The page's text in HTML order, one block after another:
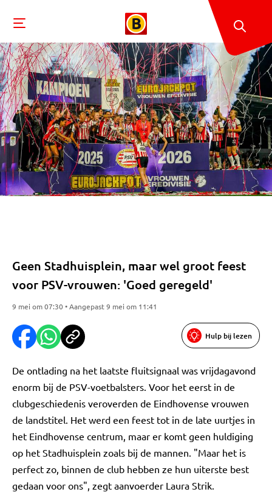
Geen Stadhuisplein, maar wel groot feest
voor PSV-vrouwen: 'Goed geregeld'
9 mei om 07:30 • Aangepast 9 mei om 11:41
Hulp bij lezen
De ontlading na het laatste fluitsignaal was vrijdagavond
enorm bij de PSV-voetbalsters. Voor het eerst in de
clubgeschiedenis veroverden de Eindhovense vrouwen
de landstitel. Het werd een feest tot in de late uurtjes in
het Eindhovense centrum, maar er komt geen huldiging
op het Stadhuisplein zoals bij de mannen. "Maar het is
perfect zo, binnen de club hebben ze hun uiterste best
gedaan voor ons", zegt aanvoerder Laura Strik.